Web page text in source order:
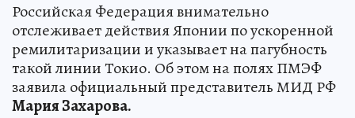
Российская Федерация внимательно
отслеживает действия Японии по ускоренной
ремилитаризации и указывает на пагубность
такой линии Токио. Об этом на полях ПМЭФ
заявила официальный представитель МИД РФ
Мария Захарова.